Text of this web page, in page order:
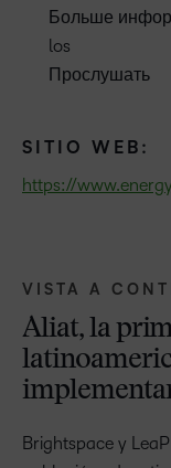
Больше
los
Прослушать
SITIO WEB:
https://
VISTA A
Aliat, la
Brightspace y